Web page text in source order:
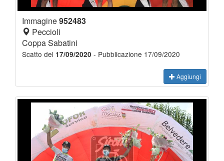
Immagine952483
Peccioli
Coppa Sabatini
Scatto del 17/09/2020 - Pubblicazione 17/09/2020
Aggiungi